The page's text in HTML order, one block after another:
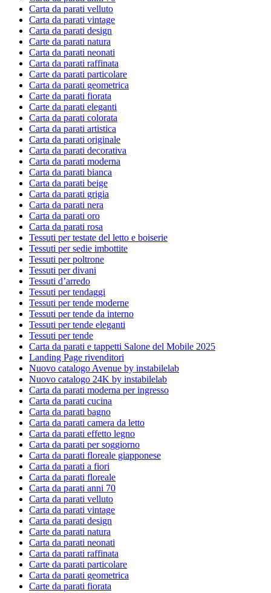
Carta da parati velluto
Carta da parati vintage
Carta da parati design
Carte da parati natura
Carta da parati neonati
Carta da parati raffinata
Carte da parati particolare
Carta da parati geometrica
Carte da parati fiorata
Carte da parati eleganti
Carta da parati colorata
Carta da parati artistica
Carta da parati originale
Carta da parati decorativa
Carta da parati moderna
Carta da parati bianca
Carta da parati beige
Carta da parati grigia
Carta da parati nera
Carta da parati oro
Carta da parati rosa
Tessuti per testate del letto e boiserie
Tessuti per sedie imbottite
Tessuti per poltrone
Tessuti per divani
Tessuti d’arredo
Tessuti per tendaggi
Tessuti per tende moderne
Tessuti per tende da interno
Tessuti per tende eleganti
Tessuti per tende
Carta da parati e tappetti Salone del Mobile 2025
Landing Page rivenditori
Nuovo catalogo Avenue by instabilelab
Nuovo catalogo 24K by instabilelab
Carta da parati moderna per ingresso
Carta da parati cucina
Carta da parati bagno
Carta da parati camera da letto
Carta da parati effetto legno
Carta da parati per soggiorno
Carta da parati floreale giapponese
Carta da parati a fiori
Carta da parati floreale
Carta da parati anni 70
Carta da parati velluto
Carta da parati vintage
Carta da parati design
Carte da parati natura
Carta da parati neonati
Carta da parati raffinata
Carte da parati particolare
Carta da parati geometrica
Carte da parati fiorata